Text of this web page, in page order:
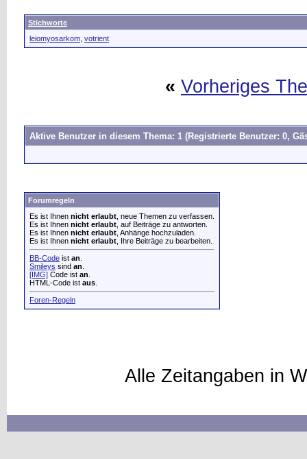
Stichworte
leiomyosarkom votrient
« Vorheriges
Aktive Benutzer in diesem Thema: 1 (Registrierte Benutzer: 0,
Forumregeln
Es ist Ihnen nicht erlaubt , neue Themen zu verfassen.
Es ist Ihnen nicht erlaubt , auf Beiträge zu antworten.
Es ist Ihnen nicht erlaubt , Anhänge hochzuladen.
Es ist Ihnen nicht erlaubt , Ihre Beiträge zu bearbeiten.
BB-Code ist an
Smileys sind an
[IMG] Code ist an
HTML-Code ist aus
Foren-Regeln
Alle Zeitangaben in